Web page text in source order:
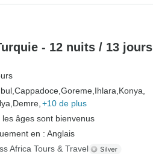
- 12 nuits / 13 jours
Cappadoce, Goreme, Ihlara, Konya,
Demre, +10 de plus
les âges sont bienvenus
en : Anglais
Africa Tours & Travel